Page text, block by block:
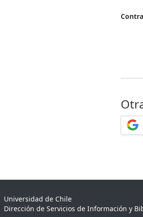
Universidad de Chile
Dirección de Servicios de Información y